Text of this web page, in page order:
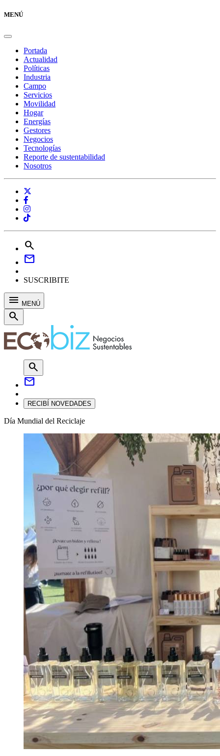
MENÚ
Portada
Actualidad
Políticas
Industria
Campo
Servicios
Movilidad
Hogar
Energías
Gestores
Negocios
Tecnologías
Reporte de sustentabilidad
Nosotros
search
mail
SUSCRIBITE
menu MENÚ
search
search
mail
RECIBÍ NOVEDADES
Día Mundial del Reciclaje